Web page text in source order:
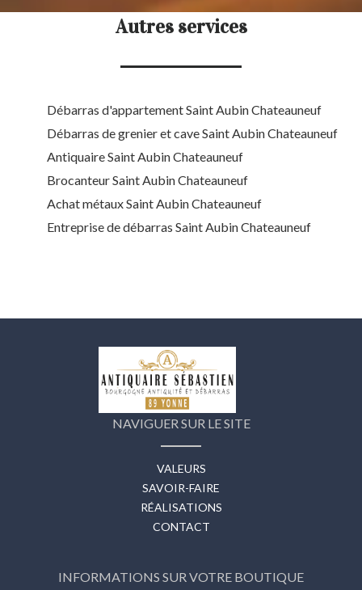
Autres services
Débarras d'appartement Saint Aubin Chateauneuf
Débarras de grenier et cave Saint Aubin Chateauneuf
Antiquaire Saint Aubin Chateauneuf
Brocanteur Saint Aubin Chateauneuf
Achat métaux Saint Aubin Chateauneuf
Entreprise de débarras Saint Aubin Chateauneuf
NAVIGUER SUR LE SITE
VALEURS
SAVOIR-FAIRE
RÉALISATIONS
CONTACT
INFORMATIONS SUR VOTRE BOUTIQUE